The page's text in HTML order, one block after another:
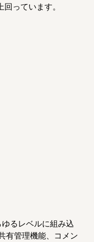
っています。
るレベルに組み込
有管理機能、コメン